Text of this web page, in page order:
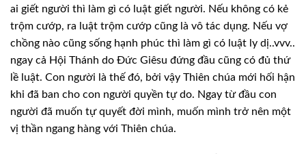
ai giết người thì làm gì có luật giết người. Nếu không có kẻ
trộm cướp, ra luật trộm cướp cũng là vô tác dụng. Nếu vợ
chồng nào cũng sống hạnh phúc thì làm gì có luật ly dị..vvv..
ngay cả Hội Thánh do Đức Giêsu đứng đầu cũng có đủ thứ
lề luật. Con người là thế đó, bởi vậy Thiên chúa mới hối hận
khi đã ban cho con người quyền tự do. Ngay từ đầu con
người đã muốn tự quyết đời mình, muốn mình trở nên một
vị thần ngang hàng với Thiên chúa.